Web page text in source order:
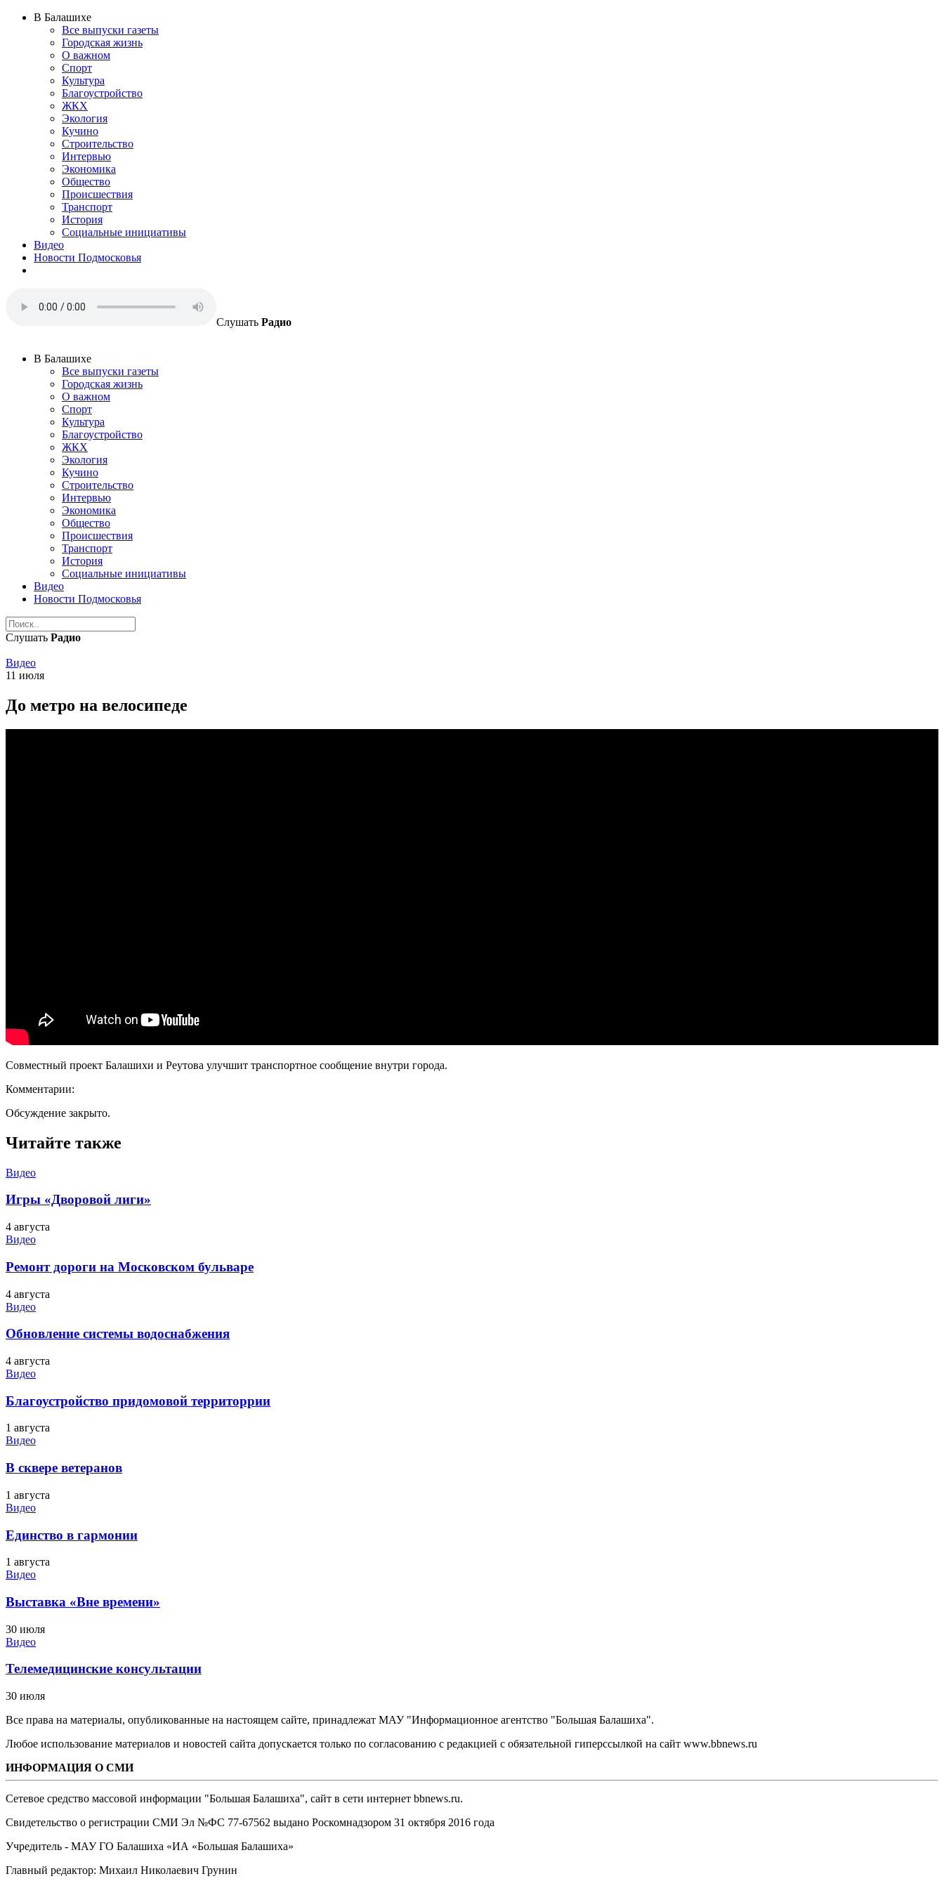
В Балашихе
Все выпуски газеты
Городская жизнь
О важном
Спорт
Культура
Благоустройство
ЖКХ
Экология
Кучино
Строительство
Интервью
Экономика
Общество
Происшествия
Транспорт
История
Социальные инициативы
Видео
Новости Подмосковья
Слушать Радио
В Балашихе
Все выпуски газеты
Городская жизнь
О важном
Спорт
Культура
Благоустройство
ЖКХ
Экология
Кучино
Строительство
Интервью
Экономика
Общество
Происшествия
Транспорт
История
Социальные инициативы
Видео
Новости Подмосковья
Слушать Радио
Видео
11 июля
До метро на велосипеде
Совместный проект Балашихи и Реутова улучшит транспортное сообщение внутри города.
Комментарии:
Обсуждение закрыто.
Читайте также
Видео
Игры «Дворовой лиги»
4 августа
Видео
Ремонт дороги на Московском бульваре
4 августа
Видео
Обновление системы водоснабжения
4 августа
Видео
Благоустройство придомовой территоррии
1 августа
Видео
В сквере ветеранов
1 августа
Видео
Единство в гармонии
1 августа
Видео
Выставка «Вне времени»
30 июля
Видео
Телемедицинские консультации
30 июля
Все права на материалы, опубликованные на настоящем сайте, принадлежат МАУ "Информационное агентство "Большая Балашиха".
Любое использование материалов и новостей сайта допускается только по согласованию с редакцией с обязательной гиперссылкой на сайт www.bbnews.ru
ИНФОРМАЦИЯ О СМИ
Сетевое средство массовой информации "Большая Балашиха", сайт в сети интернет bbnews.ru.
Свидетельство о регистрации СМИ Эл №ФС ‎77-67562 выдано Роскомнадзором 31 октября 2016 года
Учредитель - МАУ ГО Балашиха «ИА «Большая Балашиха»
Главный редактор: Михаил Николаевич Грунин